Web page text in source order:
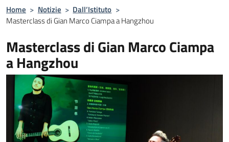
Home > Notizie > Dall’Istituto >
Masterclass di Gian Marco Ciampa a Hangzhou
Masterclass di Gian Marco Ciampa
a Hangzhou